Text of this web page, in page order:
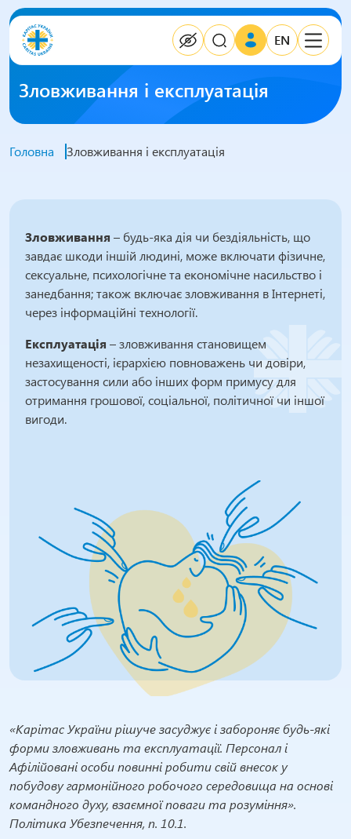
EN
Зловживання і експлуатація
Головна Зловживання і експлуатація
Зловживання – будь-яка дія чи бездіяльність, що
завдає шкоди іншій людині, може включати фізичне,
сексуальне, психологічне та економічне насильство і
занедбання; також включає зловживання в Інтернеті,
через інформаційні технології.
Експлуатація – зловживання становищем
незахищеності, ієрархією повноважень чи довіри,
застосування сили або інших форм примусу для
отримання грошової, соціальної, політичної чи іншої
вигоди.
«Карітас України рішуче засуджує і забороняє будь-які
форми зловживань та експлуатації. Персонал і
Афілійовані особи повинні робити свій внесок у
побудову гармонійного робочого середовища на основі
командного духу, взаємної поваги та розуміння».
Політика Убезпечення, п. 10.1.